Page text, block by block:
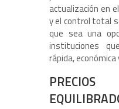
actualización en
y el control total
que sea una
instituciones
rápida,